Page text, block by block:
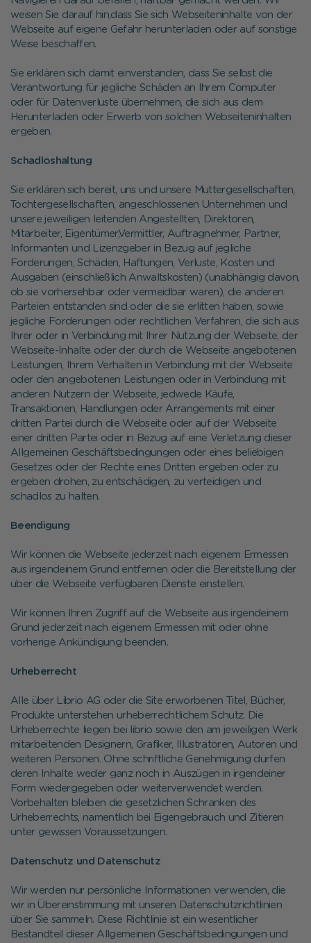
weisen Sie darauf hin,dass Sie sich Webseiteninhalte von der
Webseite auf eigene Gefahr herunterladen oder auf sonstige
Weise beschaffen.
Sie erklären sich damit einverstanden, dass Sie selbst die
Verantwortung für jegliche Schäden an Ihrem Computer
oder für Datenverluste übernehmen, die sich aus dem
Herunterladen oder Erwerb von solchen Webseiteninhalten
ergeben.
Schadloshaltung
Sie erklären sich bereit, uns und unsere Muttergesellschaften,
Tochtergesellschaften, angeschlossenen Unternehmen und
unsere jeweiligen leitenden Angestellten, Direktoren,
Mitarbeiter, Eigentümer,Vermittler, Auftragnehmer, Partner,
Informanten und Lizenzgeber in Bezug auf jegliche
Forderungen, Schäden, Haftungen, Verluste, Kosten und
Ausgaben (einschließlich Anwaltskosten) (unabhängig davon,
ob sie vorhersehbar oder vermeidbar waren), die anderen
Parteien entstanden sind oder die sie erlitten haben, sowie
jegliche Forderungen oder rechtlichen Verfahren, die sich aus
Ihrer oder in Verbindung mit Ihrer Nutzung der Webseite, der
Webseite-Inhalte oder der durch die Webseite angebotenen
Leistungen, Ihrem Verhalten in Verbindung mit der Webseite
oder den angebotenen Leistungen oder in Verbindung mit
anderen Nutzern der Webseite, jedwede Käufe,
Transaktionen, Handlungen oder Arrangements mit einer
dritten Partei durch die Webseite oder auf der Webseite
einer dritten Partei oder in Bezug auf eine Verletzung dieser
Allgemeinen Geschäftsbedingungen oder eines beliebigen
Gesetzes oder der Rechte eines Dritten ergeben oder zu
ergeben drohen, zu entschädigen, zu verteidigen und
schadlos zu halten.
Beendigung
Wir können die Webseite jederzeit nach eigenem Ermessen
aus irgendeinem Grund entfernen oder die Bereitstellung der
über die Webseite verfügbaren Dienste einstellen.
Wir können Ihren Zugriff auf die Webseite aus irgendeinem
Grund jederzeit nach eigenem Ermessen mit oder ohne
vorherige Ankündigung beenden.
Urheberrecht
Alle über Librio AG oder die Site erworbenen Titel, Bücher,
Produkte unterstehen urheberrechtlichem Schutz. Die
Urheberrechte liegen bei librio sowie den am jeweiligen Werk
mitarbeitenden Designern, Grafiker, Illustratoren, Autoren und
weiteren Personen. Ohne schriftliche Genehmigung dürfen
deren Inhalte weder ganz noch in Auszügen in irgendeiner
Form wiedergegeben oder weiterverwendet werden.
Vorbehalten bleiben die gesetzlichen Schranken des
Urheberrechts, namentlich bei Eigengebrauch und Zitieren
unter gewissen Voraussetzungen.
Datenschutz und Datenschutz
Wir werden nur persönliche Informationen verwenden, die
wir in Übereinstimmung mit unseren Datenschutzrichtlinien
über Sie sammeln. Diese Richtlinie ist ein wesentlicher
Bestandteil dieser Allgemeinen Geschäftsbedingungen und